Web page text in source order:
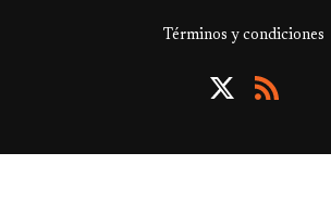
Términos y condiciones